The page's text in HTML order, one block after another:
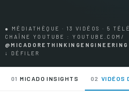
● MÉDIATHÈQUE · 13 VIDÉOS · 5
CHAÎNE YOUTUBE : YOUTUBE.COM/
@MICADORETHINKINGENGINEERING
↓ DÉFILER
01 MICADO INSIGHTS 02 VIDÉOS